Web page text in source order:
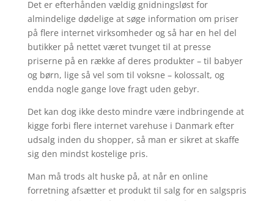
Det er efterhånden vældig gnidningsløst for
almindelige dødelige at søge information om priser
på flere internet virksomheder og så har en hel del
butikker på nettet været tvunget til at presse
priserne på en række af deres produkter – til babyer
og børn, lige så vel som til voksne – kolossalt, og
endda nogle gange love fragt uden gebyr.
Det kan dog ikke desto mindre være indbringende at
kigge forbi flere internet varehuse i Danmark efter
udsalg inden du shopper, så man er sikret at skaffe
sig den mindst kostelige pris.
Man må trods alt huske på, at når en online
forretning afsætter et produkt til salg for en salgspris